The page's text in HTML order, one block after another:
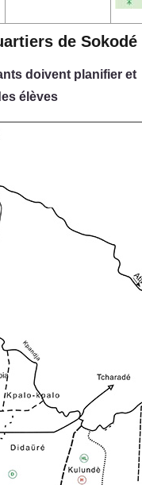
de Sokodé
doivent planifier et
élèves